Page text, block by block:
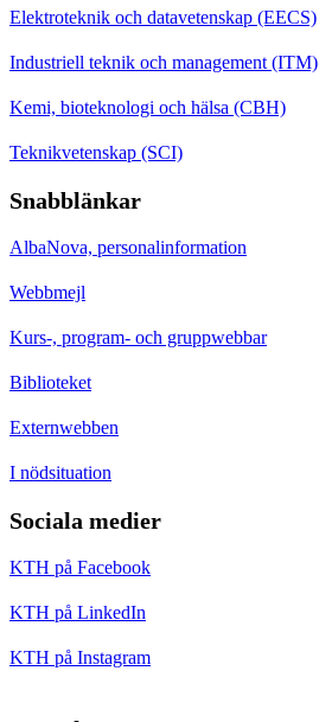
Elektroteknik och datavetenskap (EECS)
Industriell teknik och management (ITM)
Kemi, bioteknologi och hälsa (CBH)
Teknikvetenskap (SCI)
Snabblänkar
AlbaNova, personalinformation
Webbmejl
Kurs-, program- och gruppwebbar
Biblioteket
Externwebben
I nödsituation
Sociala medier
KTH på Facebook
KTH på LinkedIn
KTH på Instagram